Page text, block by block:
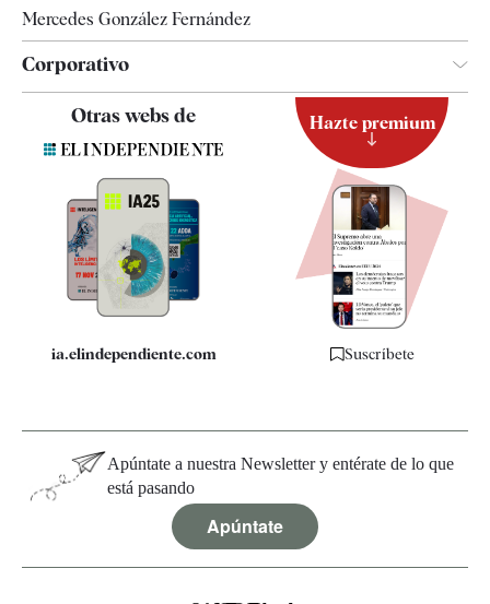
Mercedes González Fernández
Corporativo
Contacto
Quiénes somos
Especificaciones
Otras webs de
ia.elindependiente.com
Hazte premium
Suscríbete
Apúntate a nuestra Newsletter y entérate de lo que
está pasando
Apúntate